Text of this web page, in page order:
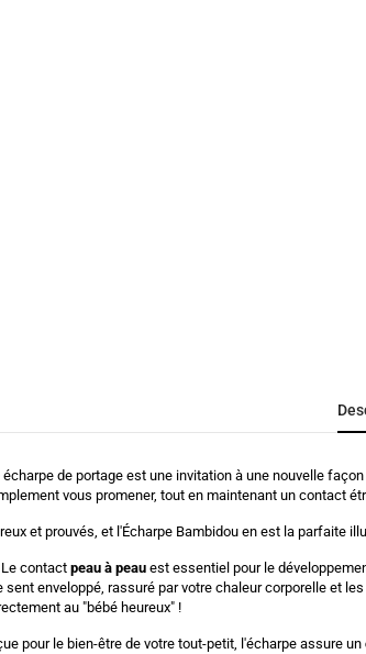
de portage est une invitation à une nouvelle
vous promener, tout en maintenant un contact
et prouvés, et l'Écharpe Bambidou en est la parfaite
Le contact peau à peau est essentiel pour le
sent enveloppé, rassuré par votre chaleur corporelle et les
au "bébé heureux" !
pour le bien-être de votre tout-petit, l'écharpe assure un